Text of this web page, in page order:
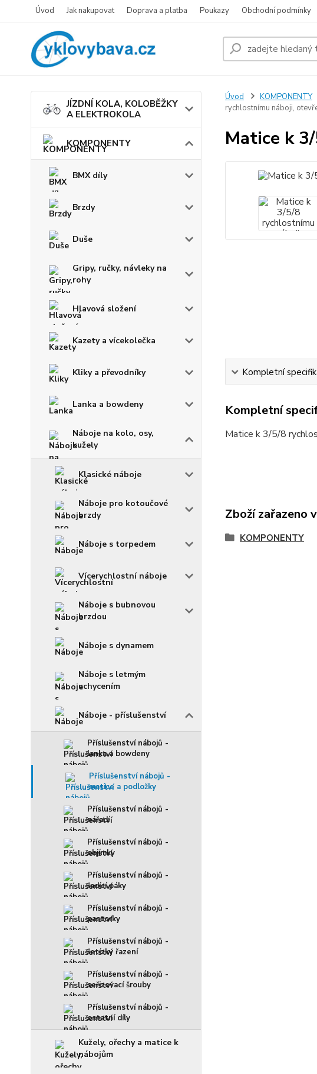
Úvod Jak nakupovat Doprava a platba Poukazy Obchodní podmínky
JÍZDNÍ KOLA, KOLOBĚŽKY
A ELEKTROKOLA
KOMPONENTY
BMX díly
Brzdy
Duše
Gripy, ručky, návleky na
rohy
Hlavová složení
Kazety a vícekolečka
Kliky a převodníky
Lanka a bowdeny
Náboje na kolo, osy,
kužely
Klasické náboje
Náboje pro kotoučové
brzdy
Náboje s torpedem
Vícerychlostní náboje
Náboje s bubnovou
brzdou
Náboje s dynamem
Náboje s letmým
uchycením
Náboje - příslušenství
Příslušenství nábojů -
lanka a bowdeny
Příslušenství nábojů -
matice a podložky
Příslušenství nábojů -
nářadí
Příslušenství nábojů -
objímky
Příslušenství nábojů -
řadící páky
Příslušenství nábojů -
pastorky
Příslušenství nábojů -
řetízky řazení
Příslušenství nábojů -
seřizovací šrouby
Příslušenství nábojů -
ostatní díly
Kužely, ořechy a matice k
nábojům
Úvod KOMPONENTY
rychlostnímu náboji,
Matice k
Kompletní
Kompletní
Matice k 3/5/8
Zboží zařazeno
KOMPONENTY